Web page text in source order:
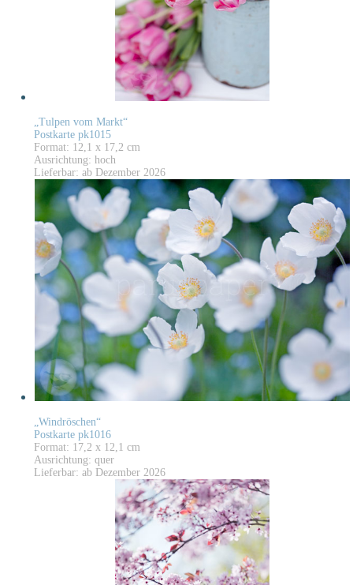
„Tulpen vom Markt“
Postkarte pk1015
Format: 12,1 x 17,2 cm
Ausrichtung: hoch
Lieferbar: ab Dezember 2026
„Windröschen“
Postkarte pk1016
Format: 17,2 x 12,1 cm
Ausrichtung: quer
Lieferbar: ab Dezember 2026